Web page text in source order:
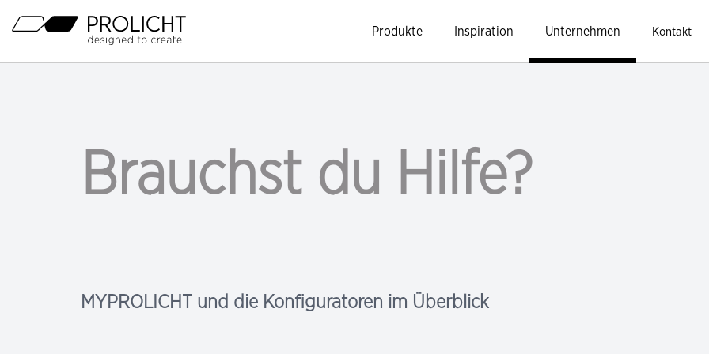
Überschrift Produkte Inspiration Unternehmen Kontakt
Brauchst du Hilfe?
MYPROLICHT und die Konfiguratoren im Überblick